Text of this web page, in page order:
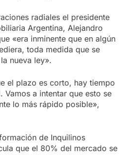
radiales el presidente
Argentina, Alejandro
«era inminente que en algún
toda medida que se
nueva ley».
el plazo es corto, hay tiempo
Vamos a intentar que esto se
lo más rápido posible»,
de Inquilinos
que el 80% del mercado se